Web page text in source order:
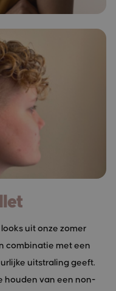
uit onze zomer
combinatie met een
uitstraling geeft.
houden van een non-